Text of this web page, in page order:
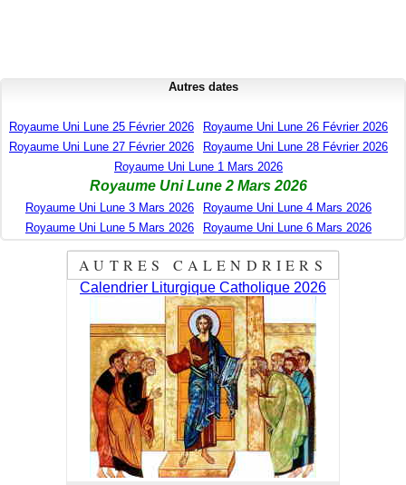
Autres dates
Royaume Uni Lune 25 Février 2026
Royaume Uni Lune 26 Février 2026
Royaume Uni Lune 27 Février 2026
Royaume Uni Lune 28 Février 2026
Royaume Uni Lune 1 Mars 2026
Royaume Uni Lune 2 Mars 2026
Royaume Uni Lune 3 Mars 2026
Royaume Uni Lune 4 Mars 2026
Royaume Uni Lune 5 Mars 2026
Royaume Uni Lune 6 Mars 2026
AUTRES CALENDRIERS
Calendrier Liturgique Catholique 2026